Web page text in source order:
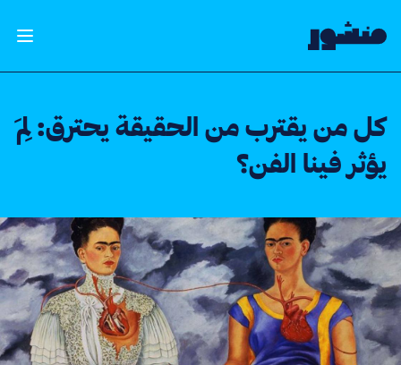
الصفحة الرئيسية
فتح
كل من يقترب من الحقيقة يحترق: لِمَ
يؤثر فينا الفن؟